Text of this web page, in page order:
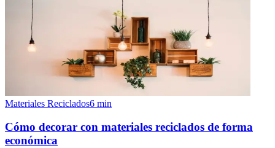
Materiales Reciclados6 min
Cómo decorar con materiales reciclados de forma
económica